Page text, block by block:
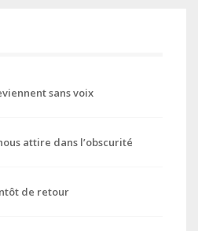
sans voix
attire dans l’obscurité
de retour